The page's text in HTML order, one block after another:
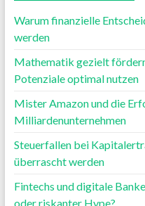
Warum finanzielle
werden
Mathematik gezielt
Potenziale optimal nutzen
Mister Amazon und die
Milliardenunternehmen
Steuerfallen bei
überrascht werden
Fintechs und digitale
oder riskanter Hype?